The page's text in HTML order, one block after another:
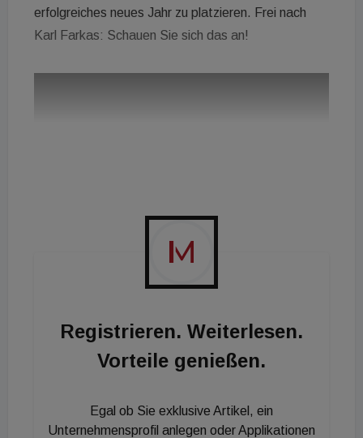
erfolgreiches neues Jahr zu platzieren. Frei nach
Karl Farkas: Schauen Sie sich das an!
Registrieren. Weiterlesen.
Vorteile genießen.
Egal ob Sie exklusive Artikel, ein
Unternehmensprofil anlegen oder Applikationen